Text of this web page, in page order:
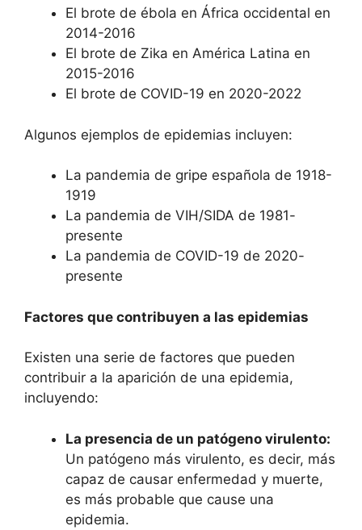
El brote de ébola en África occidental en
2014-2016
El brote de Zika en América Latina en
2015-2016
El brote de COVID-19 en 2020-2022
Algunos ejemplos de epidemias incluyen:
La pandemia de gripe española de 1918-
1919
La pandemia de VIH/SIDA de 1981-
presente
La pandemia de COVID-19 de 2020-
presente
Factores que contribuyen a las epidemias
Existen una serie de factores que pueden
contribuir a la aparición de una epidemia,
incluyendo:
La presencia de un patógeno virulento:
Un patógeno más virulento, es decir, más
capaz de causar enfermedad y muerte,
es más probable que cause una
epidemia.